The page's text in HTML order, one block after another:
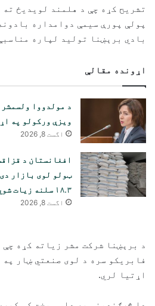
تشریح کړه چې د هلمند لویدیځ
پولې پورې سیمې دوامداره
بادي برېښنا تولید لپاره
اړونده مقالې
د مولدووا ولسمشر
ویزې ورکولو په
اگست 8, 2026
افغانستان د
ټولو لوی بازار
۱۸.۳ سلنه زیات شوي دي
اگست 8, 2026
د برېښنا شرکت مشر زیاته کړه
فابریکو سره د لوی صنعتي ښار
اړتیا لري.